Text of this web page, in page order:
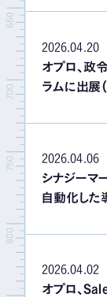
2026.04.20
オプロ、政
ラムに出展
2026.04.06
シナジーマ
自動化した
2026.04.02
オプロ、